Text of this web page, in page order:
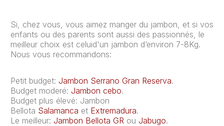
Si, chez vous, vous aimez manger du jambon, et si vos
enfants ou des parents sont aussi des passionnés, le
meilleur choix est celuid'un jambon d’environ 7-8Kg.
Nous vous recommandons:
Petit budget: Jambon Serrano Gran Reserva.
Budget moderé: Jambon cebo.
Budget plus élevé: Jambon
Bellota Salamanca et Extremadura.
Le meilleur: Jambon Bellota GR ou Jabugo.